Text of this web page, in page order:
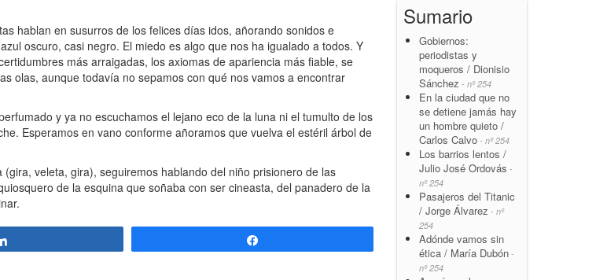
hablan en susurros de los felices días idos, añorando sonidos e
oscuro, casi negro. El miedo es algo que nos ha igualado a todos. Y
más arraigadas, los axiomas de apariencia más fiable, se
olas, aunque todavía no sepamos con qué nos vamos a encontrar
y ya no escuchamos el lejano eco de la luna ni el tumulto de los
Esperamos en vano conforme añoramos que vuelva el estéril árbol de
veleta, gira), seguiremos hablando del niño prisionero de las
de la esquina que soñaba con ser cineasta, del panadero de la
Sumario
Gobiernos:
periodistas y
moqueros / Dionisio
Sánchez - nº 254
En la ciudad que no
se detiene jamás hay
un hombre quieto /
Carlos Calvo - nº 254
Los barrios lentos /
Julio José Ordovás -
nº 254
Pasajeros del Titanic
/ Jorge Álvarez - nº
254
Adónde vamos sin
ética / María Dubón -
nº 254